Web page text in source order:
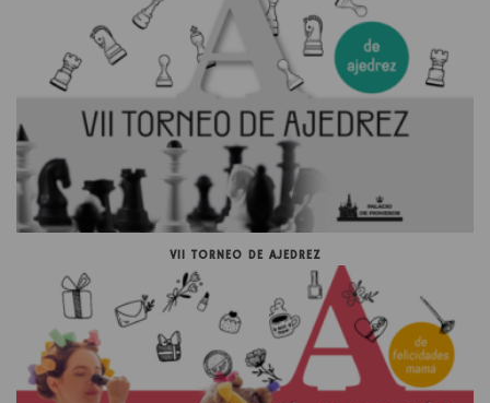
VII TORNEO DE AJEDREZ